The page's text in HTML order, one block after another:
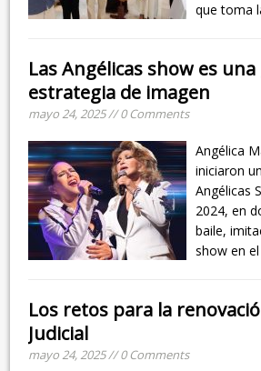
que toma
Las Angélicas show es
estrategia de imagen
mayo 24, 2025 // 0 Comments
Angélica
iniciaron
Angélicas
2024, en
baile,
show en
Los retos para la
Judicial
mayo 24, 2025 // 0 Comments